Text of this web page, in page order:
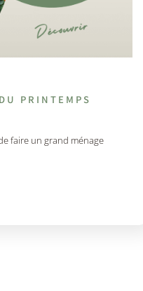
PRINTEMPS
faire un grand ménage